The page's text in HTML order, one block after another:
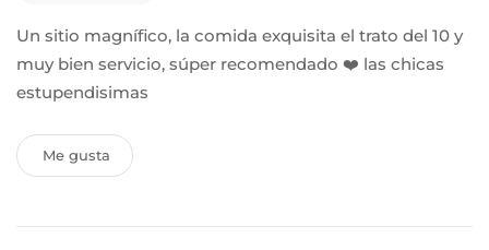
Un sitio magnífico, la comida exquisita el trato del 10 y
muy bien servicio, súper recomendado ❤️ las chicas
estupendisimas
Me gusta